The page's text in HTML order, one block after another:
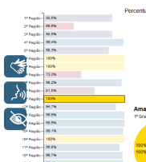
Governança de TI
Gestão Estratégica
Governança das
Rede de
Gestão de Riscos
Laboratório de
Assessoria de
Libras
Voz
+ Acessibilidade